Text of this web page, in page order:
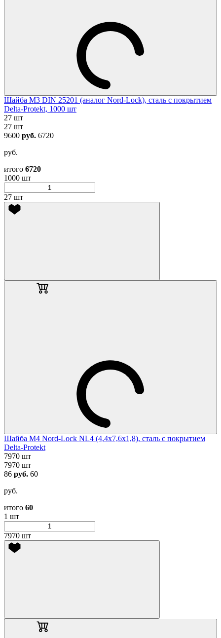
Шайба М3 DIN 25201 (аналог Nord-Lock), сталь с покрытием
Delta-Protekt, 1000 шт
27 шт
27 шт
9600 руб. 6720
руб.
итого 6720
1000 шт
27 шт
Шайба М4 Nord-Lock NL4 (4,4х7,6х1,8), сталь с покрытием
Delta-Protekt
7970 шт
7970 шт
86 руб. 60
руб.
итого 60
1 шт
7970 шт